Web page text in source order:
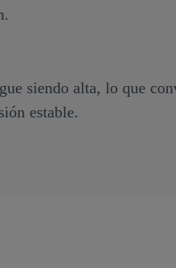
siendo alta, lo que
estable.